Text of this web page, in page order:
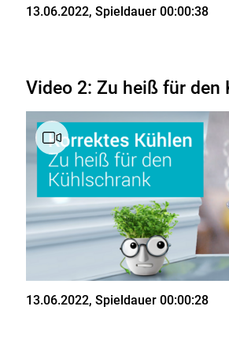
Stand
13.06.2022, Spieldauer 00:00:38
Video 2: Zu heiß für den
Stand
13.06.2022, Spieldauer 00:00:28